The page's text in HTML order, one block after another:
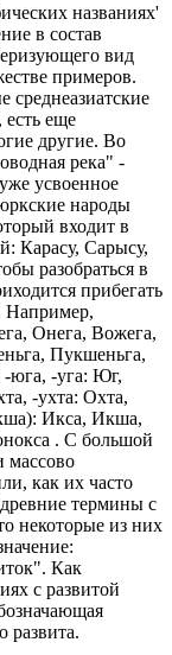
названиях'
в состав
вид
примеров.
еще
другие. Во
река" -
усвоенное
народы
входит в
Карасу, Сарысу,
разобраться в
прибегать
Например,
Онега, Вожега,
Пукшеньга,
юга, -уга: Юг,
-ухта: Охта,
Икса, Икша,
. С большой
массово
как их часто
термины с
некоторые из них
Как
с развитой
развита.